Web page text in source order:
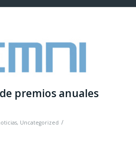
premios anuales
, Uncategorized /